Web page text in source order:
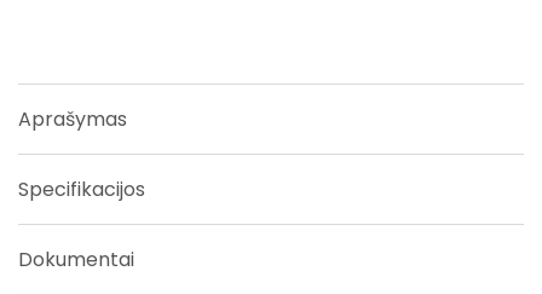
Aprašymas
Specifikacijos
Dokumentai